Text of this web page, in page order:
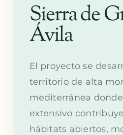
Sierra de
Ávila
El proyecto se
territorio de alta
mediterránea
extensivo
hábitats abiertos,